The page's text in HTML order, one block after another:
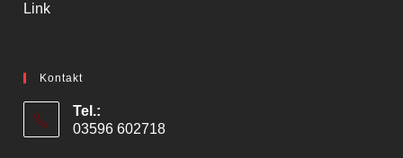
Link
Kontakt
Tel.:
03596 602718